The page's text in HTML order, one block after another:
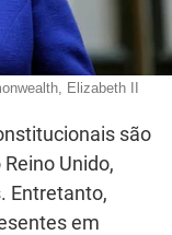
Elizabeth II
são
Unido,
Entretanto,
em